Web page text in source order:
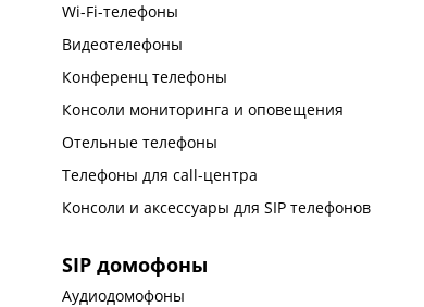
Wi-Fi-телефоны
Видеотелефоны
Конференц телефоны
Консоли мониторинга и оповещения
Отельные телефоны
Телефоны для call-центра
Консоли и аксессуары для SIP телефонов
SIP домофоны
Аудиодомофоны